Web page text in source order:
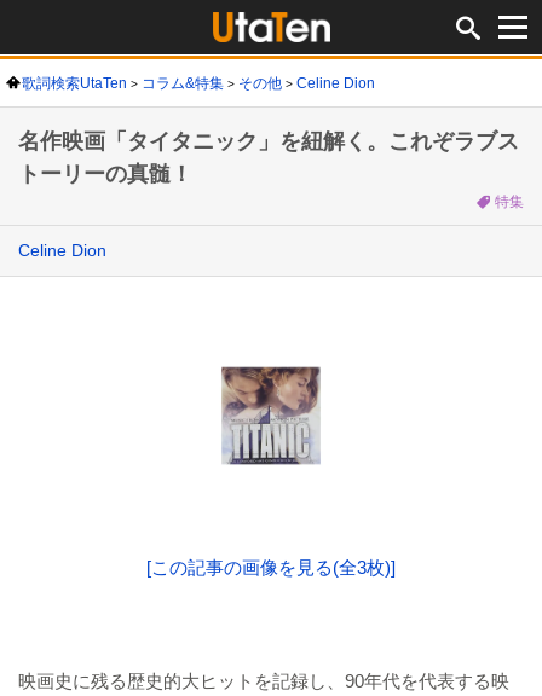
歌詞検索UtaTen コラム&特集 その他 Celine Dion
名作映画「タイタニック」を紐解く。これぞラブス
トーリーの真髄！
特集
Celine Dion
[この記事の画像を見る(全3枚)]
映画史に残る歴史的大ヒットを記録し、90年代を代表する映